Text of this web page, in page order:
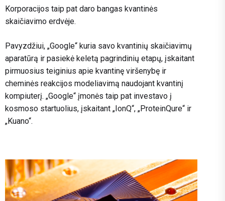
Korporacijos taip pat daro bangas kvantinės
skaičiavimo erdvėje.
Pavyzdžiui, „Google“ kuria savo kvantinių skaičiavimų
aparatūrą ir pasiekė keletą pagrindinių etapų, įskaitant
pirmuosius teiginius apie kvantinę viršenybę ir
cheminės reakcijos modeliavimą naudojant kvantinį
kompiuterį. „Google“ įmonės taip pat investavo į
kosmoso startuolius, įskaitant „IonQ“, „ProteinQure“ ir
„Kuano“.